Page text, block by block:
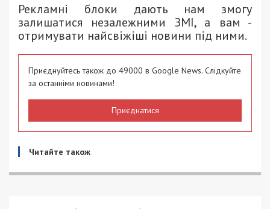
Рекламні блоки дають нам змогу
залишатися незалежними ЗМІ, а вам -
отримувати найсвіжіші новини під ними.
Приєднуйтесь також до 49000 в Google News. Слідкуйте
за останніми новинами!
Приєднатися
Читайте також